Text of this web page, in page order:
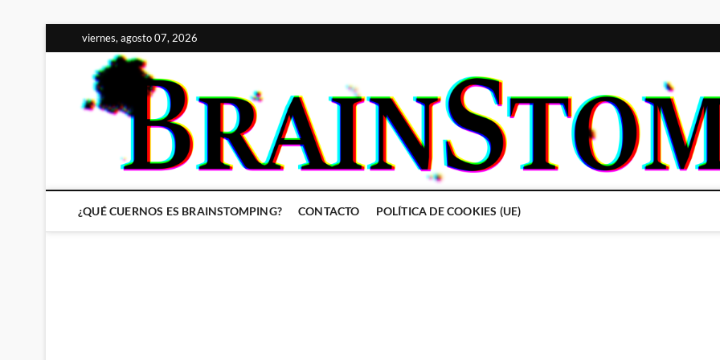
al
contenido
viernes, agosto 07, 2026
¿QUÉ CUERNOS ES BRAINSTOMPING? CONTACTO POLÍTICA DE COOKIES (UE)